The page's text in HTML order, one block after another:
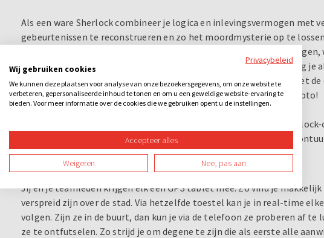
Als een ware Sherlock combineer je logica en inlevingsvermogen met
gebeurtenissen te reconstrueren en zo het moordmysterie op te
aanwijzingen over het moordwapen. Win het vertrouwen van
informatie over het uiterlijk van de dader. En, last but not least, leg je
gevoelige plaat – of je loopt het risico dat een andere detective met
waar de moord is gepleegd? Even een fotootje! Weet je ook hoe? Foto!
Vergeet misdaadromans, CSI en Cluedo. In deze meeslepende
mouwen. Een eersteklas breinbreker die van elk soort uitje een
Zo werkt het
Jij en je teamleden krijgen elk een GPS tablet mee. Zo vind je
verspreid zijn over de stad. Via hetzelfde toestel kan je in real-time
volgen. Zijn ze in de buurt, dan kun je via de telefoon ze proberen af te
ze te ontfutselen. Zo strijd je om degene te zijn die als eerste alle
Privacybeleid
Wij gebruiken cookies
We kunnen deze plaatsen voor analyse van onze bezoekersgegevens, om onze website te
verbeteren, gepersonaliseerde inhoud te tonen en om u een geweldige website-ervaring te
bieden. Voor meer informatie over de cookies die we gebruiken opent u de instellingen.
Accepteer alles
Weigeren Nee, pas aan